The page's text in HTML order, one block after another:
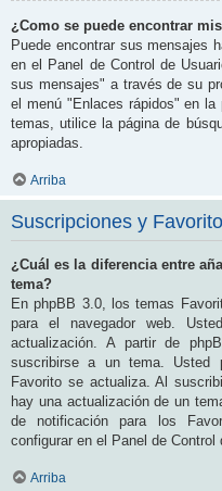
¿Como se puede encontrar
Puede encontrar sus mensajes
en el Panel de Control de
sus mensajes" a través de su
el menú "Enlaces rápidos" en
temas, utilice la página de
apropiadas.
Arriba
Suscripciones y
¿Cuál es la diferencia entre
tema?
En phpBB 3.0, los temas
para el navegador web.
actualización. A partir de
suscribirse a un tema. Usted
Favorito se actualiza. Al
hay una actualización de un
de notificación para los
configurar en el Panel de
Arriba